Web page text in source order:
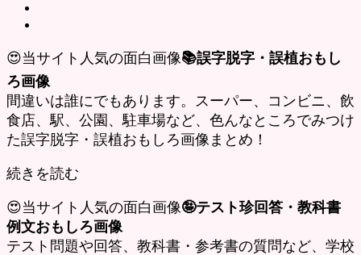
😍当サイト人気の面白画像📚誤字脱字・誤植おもし
ろ画像
間違いは誰にでもあります。スーパー、コンビニ、飲
食店、駅、公園、駐車場など、色んなところでみつけ
た誤字脱字・誤植おもしろ画像まとめ！
続きを読む
😍当サイト人気の面白画像🤪テスト珍回答・教科書
例文おもしろ画像
テスト問題や回答、教科書・参考書の質問など、学校